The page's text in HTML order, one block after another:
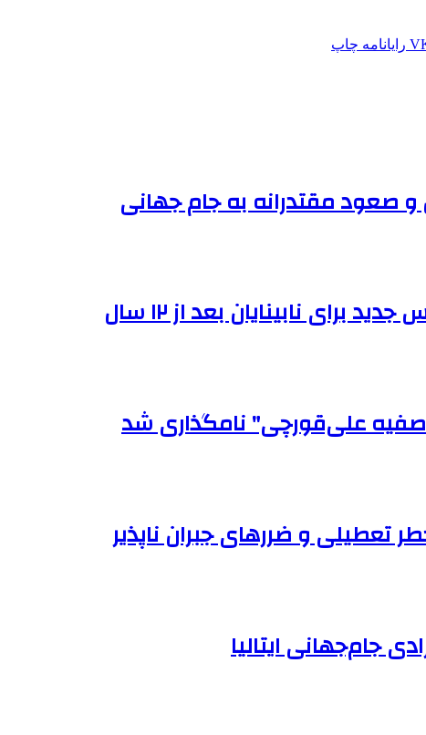
رایانامه چاپ
و صعود مقتدرانه به جام جهانی
نابینایان بعد از ۱۲ سال
علی‌قورچی" نامگذاری شد
تعطیلی و ضررهای جبران ناپذیر
جام‌جهانی ایتالیا